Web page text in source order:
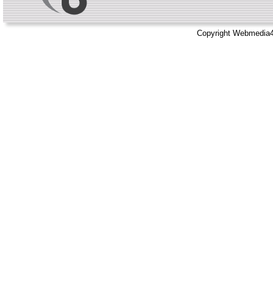
Copyright